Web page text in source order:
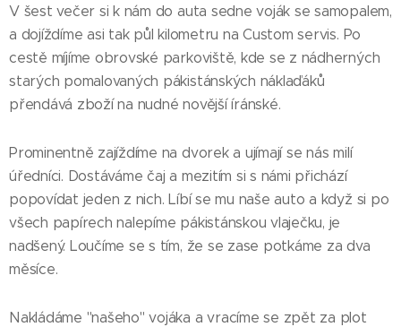
V šest večer si k nám do auta sedne voják se samopalem,
a dojíždíme asi tak půl kilometru na Custom servis. Po
cestě míjíme obrovské parkoviště, kde se z nádherných
starých pomalovaných pákistánských náklaďáků
přendává zboží na nudné novější íránské.
Prominentně zajíždíme na dvorek a ujímají se nás milí
úředníci. Dostáváme čaj a mezitím si s námi přichází
popovídat jeden z nich. Líbí se mu naše auto a když si po
všech papírech nalepíme pákistánskou vlaječku, je
nadšený. Loučíme se s tím, že se zase potkáme za dva
měsíce.
Nakládáme "našeho" vojáka a vracíme se zpět za plot